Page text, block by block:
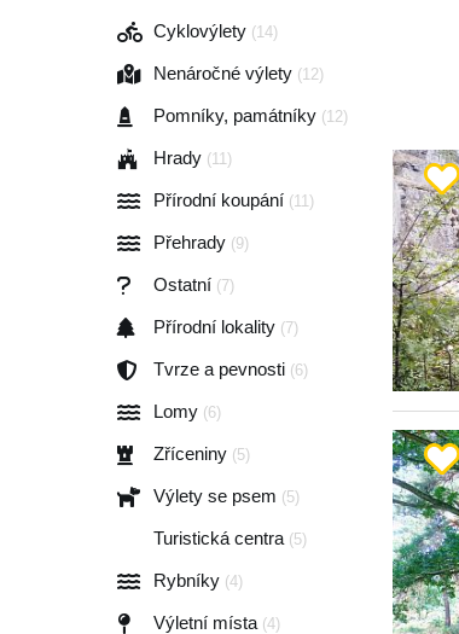
Cyklovýlety (14)
Nenáročné výlety (12)
Pomníky, památníky (12)
Hrady (11)
Přírodní koupání (11)
Přehrady (9)
Ostatní (7)
Přírodní lokality (7)
Tvrze a pevnosti (6)
Lomy (6)
Zříceniny (5)
Výlety se psem (5)
Turistická centra (5)
Rybníky (4)
Výletní místa (4)